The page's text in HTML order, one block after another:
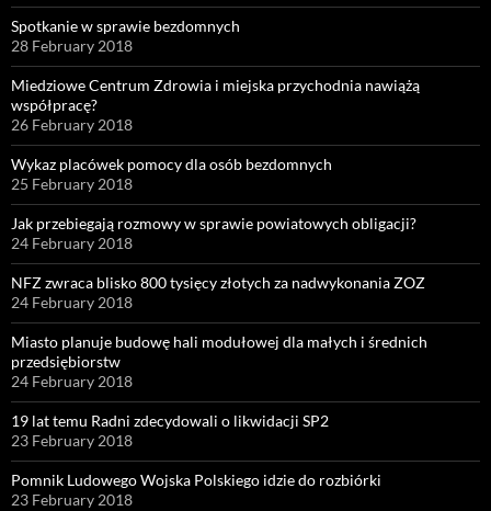
Spotkanie w sprawie bezdomnych
28 February 2018
Miedziowe Centrum Zdrowia i miejska przychodnia nawiążą
współpracę?
26 February 2018
Wykaz placówek pomocy dla osób bezdomnych
25 February 2018
Jak przebiegają rozmowy w sprawie powiatowych obligacji?
24 February 2018
NFZ zwraca blisko 800 tysięcy złotych za nadwykonania ZOZ
24 February 2018
Miasto planuje budowę hali modułowej dla małych i średnich
przedsiębiorstw
24 February 2018
19 lat temu Radni zdecydowali o likwidacji SP2
23 February 2018
Pomnik Ludowego Wojska Polskiego idzie do rozbiórki
23 February 2018